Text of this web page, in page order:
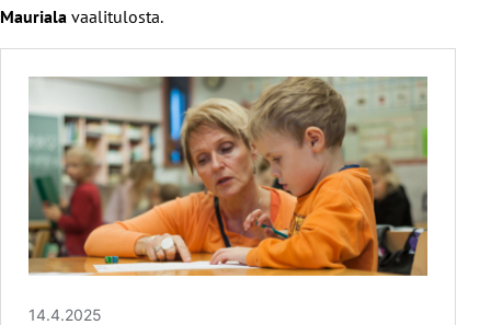
Mauriala vaalitulosta.